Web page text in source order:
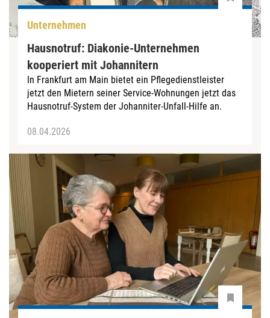
Unternehmen
Hausnotruf: Diakonie-Unternehmen
kooperiert mit Johannitern
In Frankfurt am Main bietet ein Pflegedienstleister
jetzt den Mietern seiner Service-Wohnungen jetzt das
Hausnotruf-System der Johanniter-Unfall-Hilfe an.
08.04.2026